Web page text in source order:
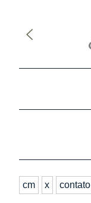
cm x contato